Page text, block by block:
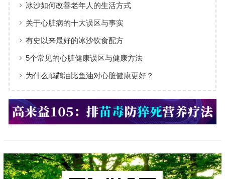
冰沙如何改善老年人的生活方式
关于心脏病的十大误区与事实
有史以来最好的冰沙饮食配方
5个常见的心脏健康误区与健康方法
为什么鸸鹋油比鱼油对心脏健康更好？